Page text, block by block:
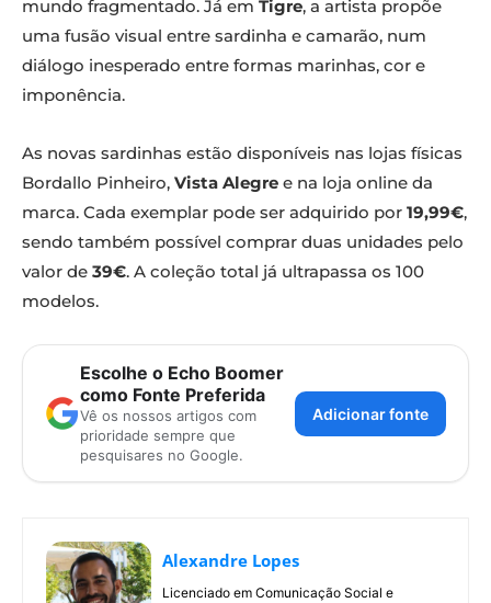
mundo fragmentado. Já em Tigre, a artista propõe
uma fusão visual entre sardinha e camarão, num
diálogo inesperado entre formas marinhas, cor e
imponência.
As novas sardinhas estão disponíveis nas lojas físicas
Bordallo Pinheiro, Vista Alegre e na loja online da
marca. Cada exemplar pode ser adquirido por 19,99€,
sendo também possível comprar duas unidades pelo
valor de 39€. A coleção total já ultrapassa os 100
modelos.
Escolhe o Echo Boomer
como Fonte Preferida
Vê os nossos artigos com
prioridade sempre que
pesquisares no Google.
Adicionar fonte
Alexandre Lopes
Licenciado em Comunicação Social e